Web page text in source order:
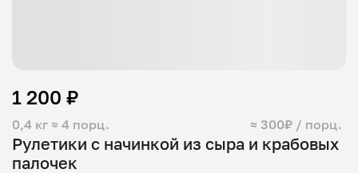
Рулетики с начинкой из сыра и крабовых
палочек
0,4 кг ≈ 4 порц. ≈ 300₽ / порц.
1 200 ₽